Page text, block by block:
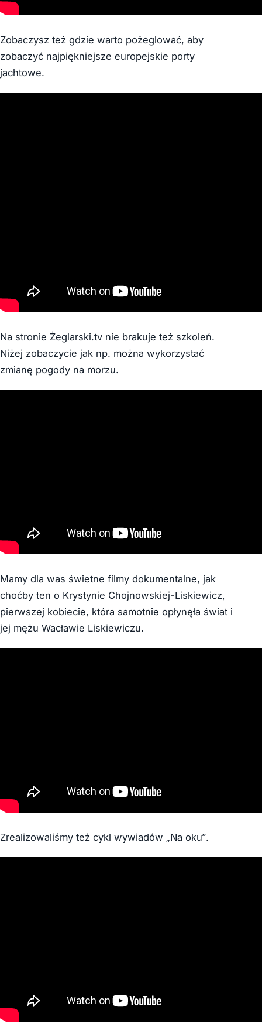
Zobaczysz też gdzie warto pożeglować, aby
zobaczyć najpiękniejsze europejskie porty
jachtowe.
Na stronie Żeglarski.tv nie brakuje też szkoleń.
Niżej zobaczycie jak np. można wykorzystać
zmianę pogody na morzu.
Mamy dla was świetne filmy dokumentalne, jak
choćby ten o Krystynie Chojnowskiej-Liskiewicz,
pierwszej kobiecie, która samotnie opłynęła świat i
jej mężu Wacławie Liskiewiczu.
Zrealizowaliśmy też cykl wywiadów „Na oku”.